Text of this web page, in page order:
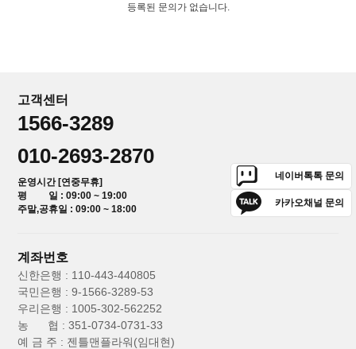
등록된 문의가 없습니다.
고객센터
1566-3289
010-2693-2870
운영시간 [연중무휴]
평 일 : 09:00 ~ 19:00
주말,공휴일 : 09:00 ~ 18:00
네이버톡톡 문의
카카오채널 문의
계좌번호
신한은행 : 110-443-440805
국민은행 : 9-1566-3289-53
우리은행 : 1005-302-562252
농 협 : 351-0734-0731-33
예 금 주 : 젠틀맨플라워(임대현)